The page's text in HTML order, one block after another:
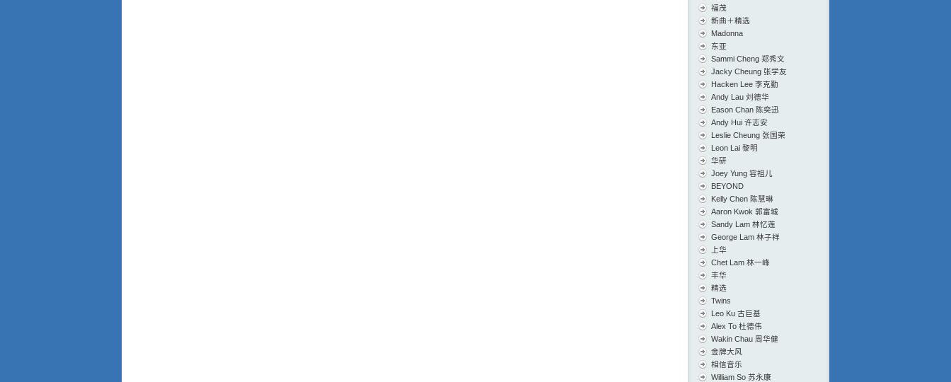
福茂
新曲＋精选
Madonna
东亚
Sammi Cheng 郑秀文
Jacky Cheung 张学友
Hacken Lee 李克勤
Andy Lau 刘德华
Eason Chan 陈奕迅
Andy Hui 许志安
Leslie Cheung 张国荣
Leon Lai 黎明
华研
Joey Yung 容祖儿
BEYOND
Kelly Chen 陈慧琳
Aaron Kwok 郭富城
Sandy Lam 林忆莲
George Lam 林子祥
上华
Chet Lam 林一峰
丰华
精选
Twins
Leo Ku 古巨基
Alex To 杜德伟
Wakin Chau 周华健
金牌大风
相信音乐
William So 苏永康